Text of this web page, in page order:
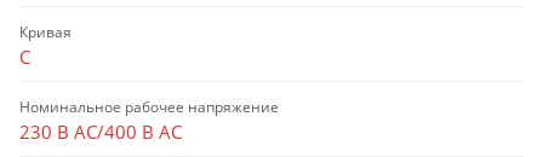
Кривая
C
Номинальное рабочее напряжение
230 В AC/400 В AC